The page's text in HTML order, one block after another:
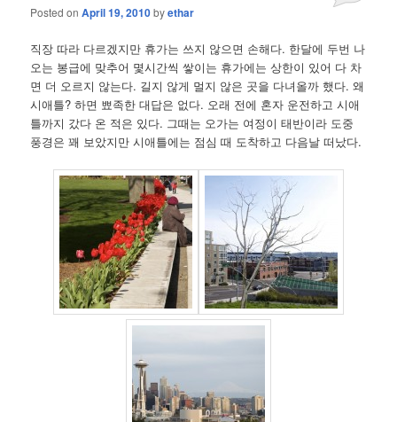
Posted onApril 19, 2010byethar
직장 따라 다르겠지만 휴가는 쓰지 않으면 손해다. 한달에 두번 나
오는 봉급에 맞추어 몇시간씩 쌓이는 휴가에는 상한이 있어 다 차
면 더 오르지 않는다. 길지 않게 멀지 않은 곳을 다녀올까 했다. 왜
시애틀? 하면 뾰족한 대답은 없다. 오래 전에 혼자 운전하고 시애
틀까지 갔다 온 적은 있다. 그때는 오가는 여정이 태반이라 도중
풍경은 꽤 보았지만 시애틀에는 점심 때 도착하고 다음날 떠났다.